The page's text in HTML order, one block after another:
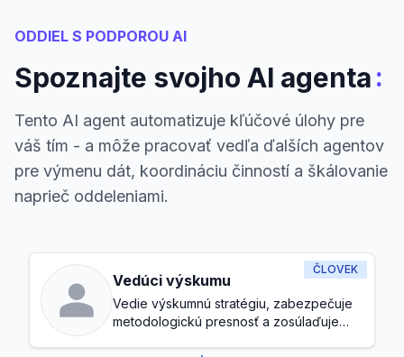
ODDIEL S PODPOROU AI
Spoznajte svojho AI agenta:
Tento AI agent automatizuje kľúčové úlohy pre
váš tím - a môže pracovať vedľa ďalších agentov
pre výmenu dát, koordináciu činností a škálovanie
naprieč oddeleniami.
ČLOVEK
Vedúci výskumu
Vedie výskumnú stratégiu, zabezpečuje
metodologickú presnosť a zosúlaďuje